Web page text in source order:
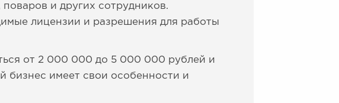
и других сотрудников.
лицензии и разрешения для работы
от 2 000 000 до 5 000 000 рублей и
бизнес имеет свои особенности и